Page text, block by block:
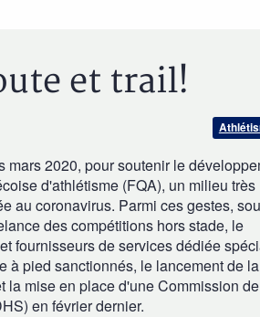
et trail!
2020, pour soutenir le
d'athlétisme (FQA), un milieu très
au coronavirus. Parmi ces gestes,
des compétitions hors stade, le
fournisseurs de services dédiée
à pied sanctionnés, le lancement de la
la mise en place d'une Commission de
en février dernier.